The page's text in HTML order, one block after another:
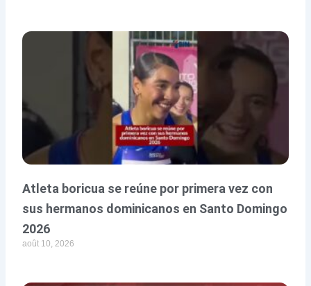
Atleta boricua se reúne por primera vez con
sus hermanos dominicanos en Santo Domingo
2026
août 10, 2026